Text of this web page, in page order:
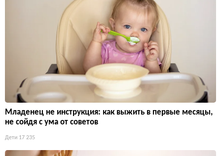
Младенец не инструкция: как выжить в первые месяцы,
не сойдя с ума от советов
Дети 17 235